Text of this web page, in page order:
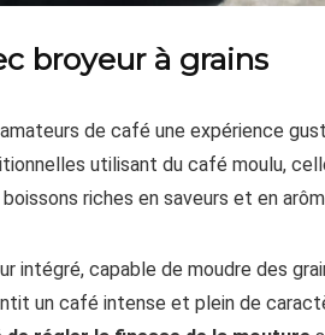
broyeur à grains
de café une expérience
utilisant du café moulu,
riches en saveurs et en
intégré, capable de moudre des
un café intense et plein de